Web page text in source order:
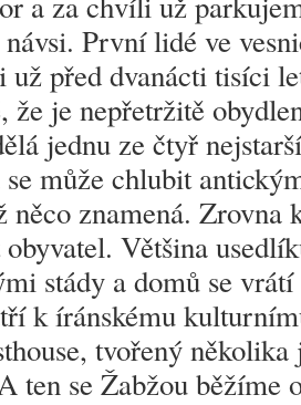
První lidé ve
před dvanácti tisíci
že je nepřetržitě
jednu ze čtyř
může chlubit
něco znamená. Zrovna
Většina
stády a domů se
k íránskému
tvořený
ten se Žabžou běžíme